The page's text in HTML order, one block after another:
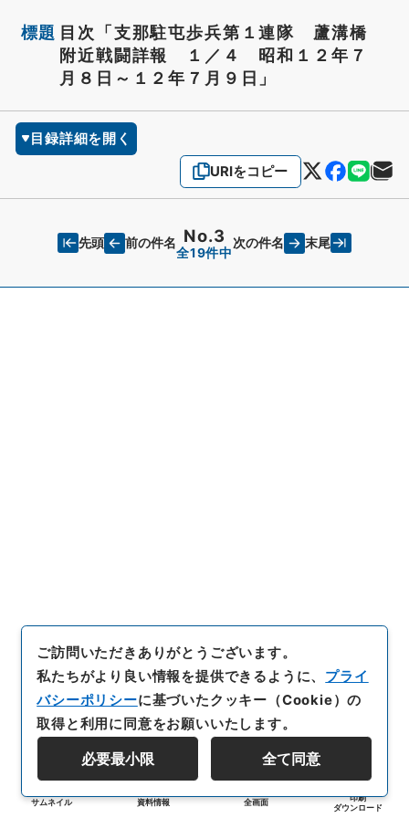
標題 目次「支那駐屯歩兵第１連隊 蘆溝橋
附近戦闘詳報 １／４ 昭和１２年７
月８日～１２年７月９日」
目録詳細を開く
URIをコピー
先頭 前の件名 No.3
全19件中
次の件名 末尾
サムネイル 資料情報 全画面
印刷
ダウンロード
ご訪問いただきありがとうございます。
私たちがより良い情報を提供できるように、 プライ
バシーポリシーに基づいたクッキー（Cookie）の
取得と利用に同意をお願いいたします。
必要最小限 全て同意